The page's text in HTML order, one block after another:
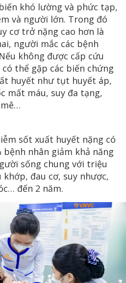
khó lường và phức tạp,
và người lớn. Trong đó
cơ trở nặng cao hơn là
người mắc các bệnh
không được cấp cứu
thể gặp các biến chứng
huyết như tụt huyết áp,
mất máu, suy đa tạng,
sốt xuất huyết nặng có
bệnh nhân giảm khả năng
sống chung với triệu
đau cơ, suy nhược,
đến 2 năm.